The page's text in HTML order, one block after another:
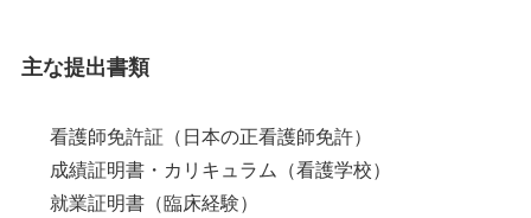
主な提出書類
看護師免許証（日本の正看護師免許）
成績証明書・カリキュラム（看護学校）
就業証明書（臨床経験）